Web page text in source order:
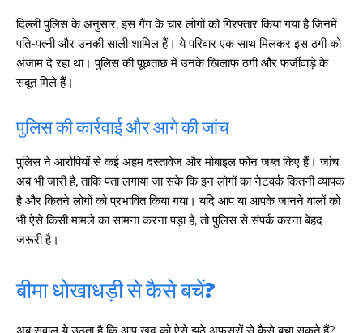
दिल्ली पुलिस के अनुसार, इस गैंग के चार लोगों को गिरफ्तार किया गया है जिनमें
पति-पत्नी और उनकी साली शामिल हैं। ये परिवार एक साथ मिलकर इस ठगी को
अंजाम दे रहा था। पुलिस की पूछताछ में उनके खिलाफ ठगी और फर्जीवाड़े के
सबूत मिले हैं।
पुलिस की कार्रवाई और आगे की जांच
पुलिस ने आरोपियों से कई अहम दस्तावेज और मोबाइल फोन जब्त किए हैं। जांच
अब भी जारी है, ताकि पता लगाया जा सके कि इन लोगों का नेटवर्क कितनी व्यापक
है और कितने लोगों को प्रभावित किया गया। यदि आप या आपके जानने वालों को
भी ऐसे किसी मामले का सामना करना पड़ा है, तो पुलिस से संपर्क करना बेहद
जरूरी है।
बीमा धोखाधड़ी से कैसे बचें?